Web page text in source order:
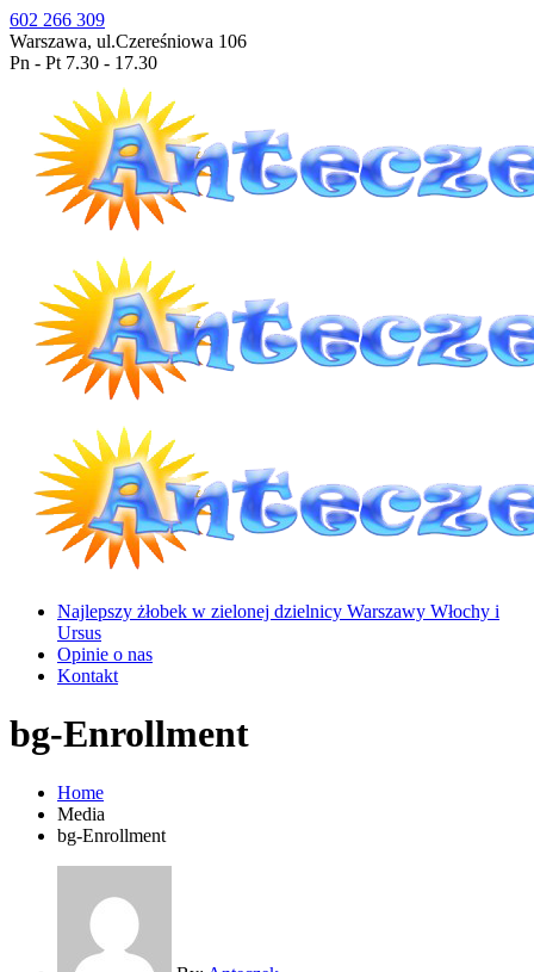
602 266 309
Warszawa, ul.Czereśniowa 106
Pn - Pt 7.30 - 17.30
Najlepszy żłobek w zielonej dzielnicy Warszawy Włochy i
Ursus
Opinie o nas
Kontakt
bg-Enrollment
Home
Media
bg-Enrollment